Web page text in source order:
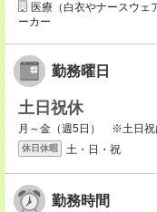
医療（白衣やナースウェ
ーカー
勤務曜日
土日祝休
月～金（週5日） ※土日祝
休日休暇 土・日・祝
勤務時間